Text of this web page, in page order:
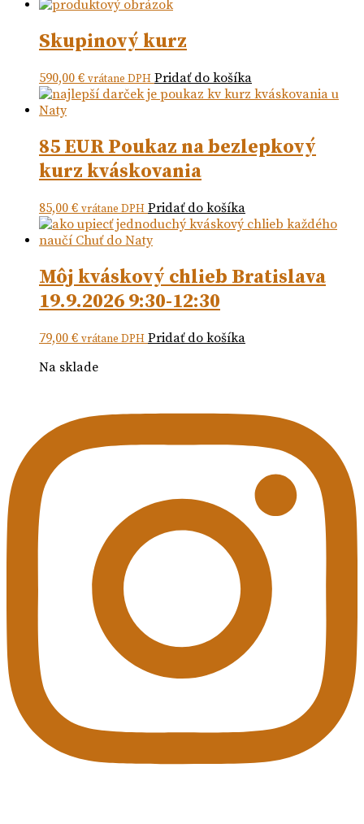
Skupinový kurz
590,00 € vrátane DPH Pridať do košíka
85 EUR Poukaz na bezlepkový
kurz kváskovania
85,00 € vrátane DPH Pridať do košíka
Môj kváskový chlieb Bratislava
19.9.2026 9:30-12:30
79,00 € vrátane DPH Pridať do košíka
Na sklade